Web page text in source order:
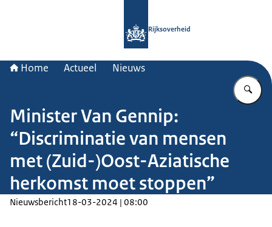
Rijksoverheid
Home Actueel Nieuws
Minister Van Gennip:
“Discriminatie van mensen
met (Zuid-)Oost-Aziatische
herkomst moet stoppen”
Nieuwsbericht18-03-2024 | 08:00